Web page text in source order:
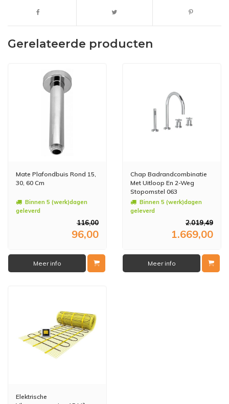
Gerelateerde producten
Mate Plafondbuis Rond 15,
30, 60 Cm
Binnen 5 (werk)dagen
geleverd
116,00
96,00
Meer info
Chap Badrandcombinatie
Met Uitloop En 2-Weg
Stopomstel 063
Binnen 5 (werk)dagen
geleverd
2.019,49
1.669,00
Meer info
Elektrische